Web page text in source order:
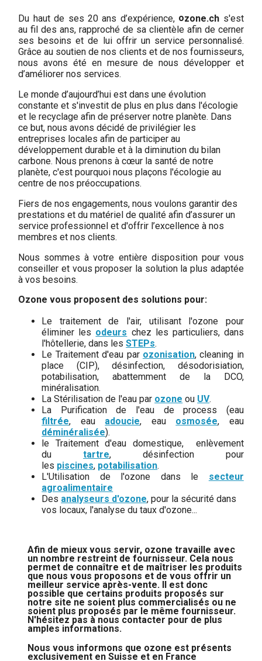
Du haut de ses 20 ans d’expérience,ozone.ch s'est
au fil des ans, rapproché de sa clientèle afin de cerner
ses besoins et de lui offrir un service personnalisé.
Grâce au soutien de nos clients et de nos fournisseurs,
nous avons été en mesure de nous développer et
d’améliorer nos services.
Le monde d’aujourd’hui est dans une évolution
constante et s'investit de plus en plus dans l'écologie
et le recyclage afin de préserver notre planète. Dans
ce but, nous avons décidé de privilégier les
entreprises locales afin de participer au
développement durable et à la diminution du bilan
carbone. Nous prenons à cœur la santé de notre
planète, c'est pourquoi nous plaçons l'écologie au
centre de nos préoccupations.
Fiers de nos engagements, nous voulons garantir des
prestations et du matériel de qualité afin d’assurer un
service professionnel et d'offrir l’excellence à nos
membres et nos clients.
Nous sommes à votre entière disposition pour vous
conseiller et vous proposer la solution la plus adaptée
à vos besoins.
Ozone vous proposent des solutions pour:
Le traitement de l'air, utilisant l'ozone pour
éliminer les odeurs chez les particuliers, dans
l'hôtellerie, dans lesSTEPs.
Le Traitement d'eau par ozonisation, cleaning in
place (CIP), désinfection, désodorisiation,
potabilisation, abattemment de la DCO,
minéralisation.
La Stérilisation de l'eau par ozone ou UV.
La Purification de l'eau de process (eau
filtrée, eau adoucie, eau osmosée, eau
déminéralisée).
le Traitement d'eau domestique, enlèvement
dutartre, désinfection pour
les piscines, potabilisation.
L'Utilisation de l'ozone dans le secteur
agroalimentaire
Des analyseurs d'ozone, pour la sécurité dans
vos locaux, l'analyse du taux d'ozone...
Afin de mieux vous servir, ozone travaille avec
un nombre restreint de fournisseur. Cela nous
permet de connaître et de maîtriser les produits
que nous vous proposons et de vous offrir un
meilleur service après-vente. Il est donc
possible que certains produits proposés sur
notre site ne soient plus commercialisés ou ne
soient plus proposés par le même fournisseur.
N'hésitez pas à nous contacter pour de plus
amples informations.
Nous vous informons que ozone est présents
exclusivement en Suisse et en France